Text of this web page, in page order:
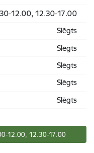
12.00, 12.30-17.00
Slēgts
Slēgts
Slēgts
Slēgts
Slēgts
12.00, 12.30-17.00